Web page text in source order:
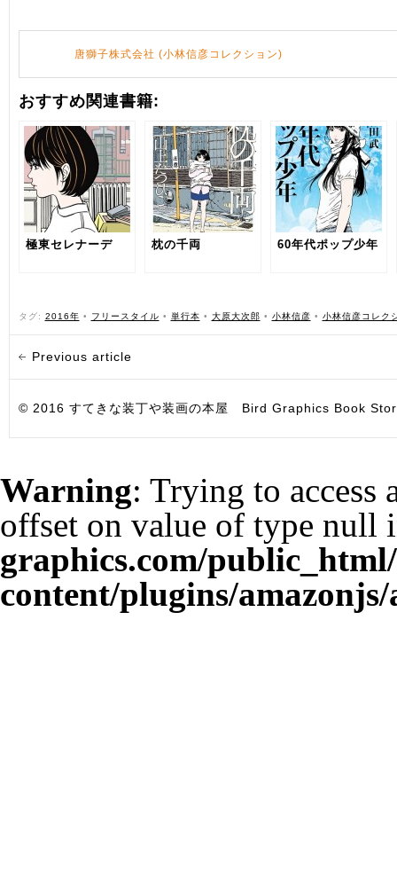
唐獅子株式会社 (小林信彦コレクション)
おすすめ関連書籍:
極東セレナーデ 枕の千両 60年代ポップ少年
タグ: 2016年 • フリースタイル • 単行本 • 大原大次郎 • 小林信彦 • 小林信彦コレク
Previous article
© 2016 すてきな装丁や装画の本屋 Bird Graphics Book
Warning: Trying to access
offset on value of type null
graphics.com/
content/plugins/